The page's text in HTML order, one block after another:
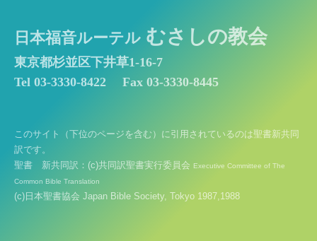
日本福音ルーテル むさしの教会
東京都杉並区下井草1-16-7
Tel 03-3330-8422
Fax 03-3330-8445
このサイト（下位のページを含む）に引用されているのは聖書新共同
訳です。
聖書 新共同訳：(c)共同訳聖書実行委員会 Executive Committee of The
Common Bible Translation
(c)日本聖書協会 Japan Bible Society, Tokyo 1987,1988